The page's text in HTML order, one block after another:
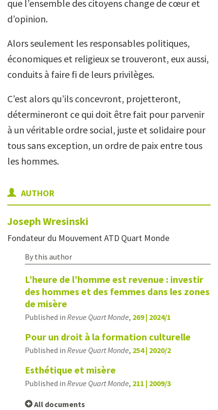
que l’ensemble des citoyens change de cœur et
d’opinion.
Alors seulement les responsables politiques,
économiques et religieux se trouveront, eux aussi,
conduits à faire fi de leurs privilèges.
C’est alors qu’ils concevront, projetteront,
détermineront ce qui doit être fait pour parvenir
à un véritable ordre social, juste et solidaire pour
tous sans exception, un ordre de paix entre tous
les hommes.
AUTHOR
JosephWresinski
Fondateur du Mouvement ATD Quart Monde
By this author
L’heure de l’homme est revenue : investir
des hommes et des femmes dans les zones
de misère
Published in Revue Quart Monde, 269 | 2024/1
Pour un droit à la formation culturelle
Published in Revue Quart Monde, 254 | 2020/2
Esthétique et misère
Published in Revue Quart Monde, 211 | 2009/3
All documents